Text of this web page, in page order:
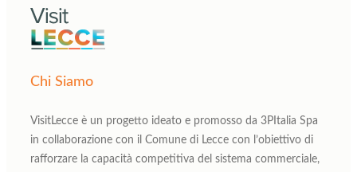
Chi Siamo
VisitLecce è un progetto ideato e promosso da 3PItalia Spa
in collaborazione con il Comune di Lecce con l’obiettivo di
rafforzare la capacità competitiva del sistema commerciale,